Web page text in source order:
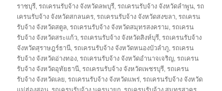
ราชบุรี,รถเครนรับจ้าง จังหวัดลพบุรี,รถเครนรับจ้าง จังหวัดลำพูน,รถ
เครนรับจ้าง จังหวัดสกลนคร,รถเครนรับจ้าง จังหวัดสงขลา,รถเครน
รับจ้าง จังหวัดสตูล,รถเครนรับจ้าง จังหวัดสมุทรสงคราม,รถเครน
รับจ้าง จังหวัดสระแก้ว,รถเครนรับจ้าง จังหวัดสิงห์บุรี,รถเครนรับจ้าง
จังหวัดสุราษฎร์ธานี,รถเครนรับจ้าง จังหวัดหนองบัวลำภู,รถเครน
รับจ้าง จังหวัดอ่างทอง,รถเครนรับจ้าง จังหวัดอำนาจเจริญ,รถเครน
รับจ้าง จังหวัดอุทัยธานี,รถเครนรับจ้าง จังหวัดเพชรบุรี,รถเครน
รับจ้าง จังหวัดเลย,รถเครนรับจ้าง จังหวัดแพร่,รถเครนรับจ้าง จังหวัด
แม่ฮ่องสอน ,รถเครนรับจ้าง นครนายก ,รถเครนรับจ้าง สมุทรสาคร